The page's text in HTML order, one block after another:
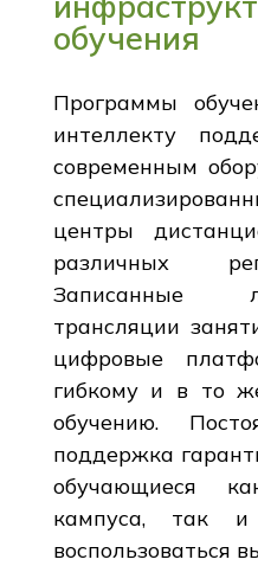
обучения
Программы
интеллекту
современным
центры
различных
Записанные
трансляции
цифровые
гибкому и в то
обучению.
поддержка
обучающиеся
кампуса, так и
воспользоваться